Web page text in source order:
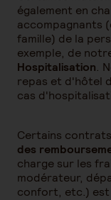
également en
accompagnants
famille) de la
exemple, de
Hospitalisation.
repas et d'hôtel
cas
Certains
des
charge sur les
modérateur,
confort, etc.) est